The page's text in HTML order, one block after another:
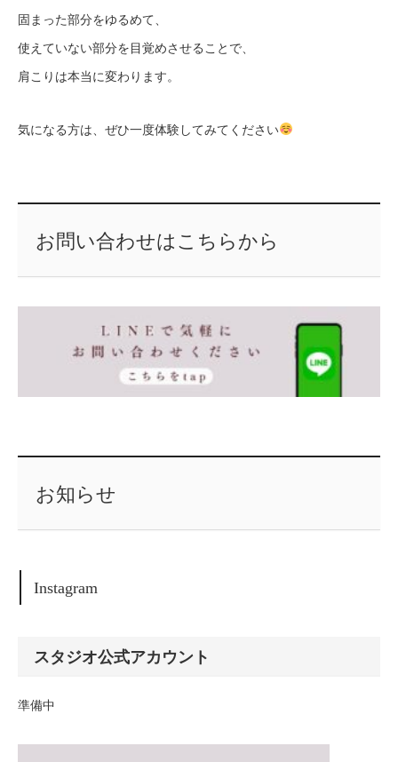
固まった部分をゆるめて、
使えていない部分を目覚めさせることで、
肩こりは本当に変わります。
気になる方は、ぜひ一度体験してみてください
お問い合わせはこちらから
お知らせ
Instagram
スタジオ公式アカウント
準備中